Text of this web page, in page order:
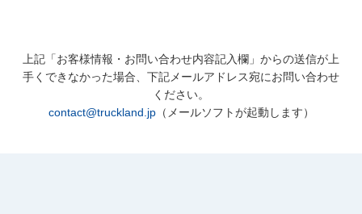
上記「お客様情報・お問い合わせ内容記入欄」からの送信が上
手くできなかった場合、下記メールアドレス宛にお問い合わせ
ください。
contact@truckland.jp（メールソフトが起動します）